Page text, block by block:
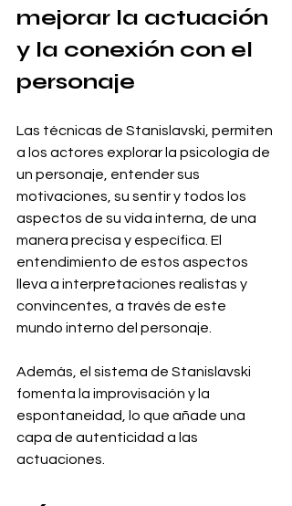
mejorar la actuación
y la conexión con el
personaje
Las técnicas de Stanislavski, permiten
a los actores explorar la psicología de
un personaje, entender sus
motivaciones, su sentir y todos los
aspectos de su vida interna, de una
manera precisa y específica. El
entendimiento de estos aspectos
lleva a interpretaciones realistas y
convincentes, a través de este
mundo interno del personaje.
Además, el sistema de Stanislavski
fomenta la improvisación y la
espontaneidad, lo que añade una
capa de autenticidad a las
actuaciones.